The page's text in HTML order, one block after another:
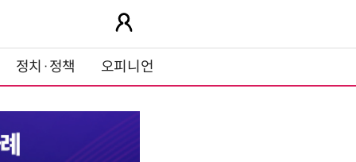
정치·정책 오피니언